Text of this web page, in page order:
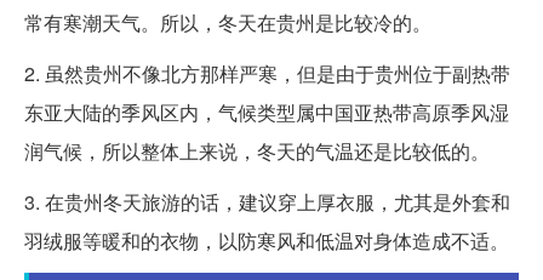
常有寒潮天气。所以，冬天在贵州是比较冷的。
2. 虽然贵州不像北方那样严寒，但是由于贵州位于副热带
东亚大陆的季风区内，气候类型属中国亚热带高原季风湿
润气候，所以整体上来说，冬天的气温还是比较低的。
3. 在贵州冬天旅游的话，建议穿上厚衣服，尤其是外套和
羽绒服等暖和的衣物，以防寒风和低温对身体造成不适。